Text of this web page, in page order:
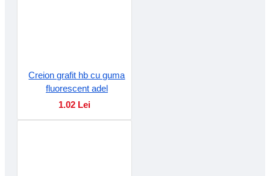
Creion grafit hb cu guma
fluorescent adel
1.02 Lei